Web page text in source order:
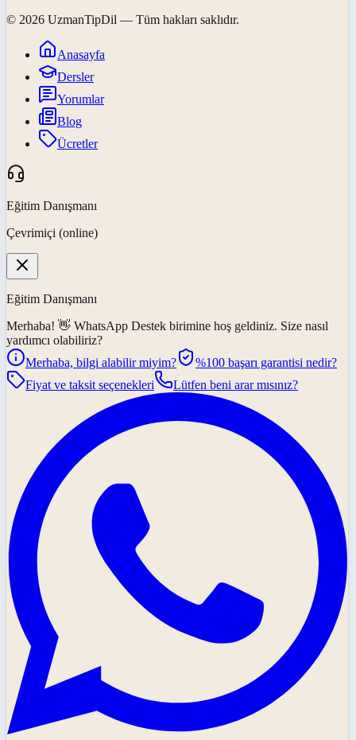
© 2026 UzmanTipDil — Tüm hakları saklıdır.
Anasayfa
Dersler
Yorumlar
Blog
Ücretler
Eğitim Danışmanı
Çevrimiçi (online)
Eğitim Danışmanı
Merhaba! 👋 WhatsApp Destek birimine hoş geldiniz. Size nasıl
yardımcı olabiliriz?
Merhaba, bilgi alabilir miyim?
%100 başarı garantisi nedir?
Fiyat ve taksit seçenekleri
Lütfen beni arar mısınız?